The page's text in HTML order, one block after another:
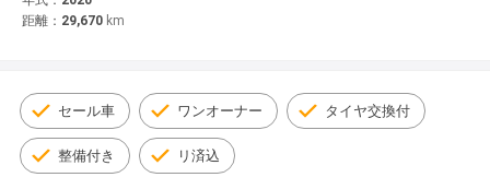
距離： 29,670 km
セール車 ワンオーナー タイヤ交換付
整備付き リ済込